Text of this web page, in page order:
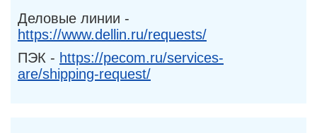
Деловые линии -
https://www.dellin.ru/requests/
ПЭК - https://pecom.ru/services-
are/shipping-request/